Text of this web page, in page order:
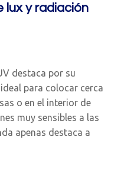
lux y radiación
destaca por su
para colocar cerca
o en el interior de
muy sensibles a las
apenas destaca a